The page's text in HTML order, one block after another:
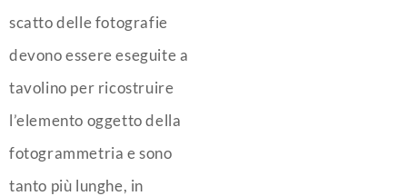
scatto delle fotografie
devono essere eseguite a
tavolino per ricostruire
l’elemento oggetto della
fotogrammetria e sono
tanto più lunghe, in